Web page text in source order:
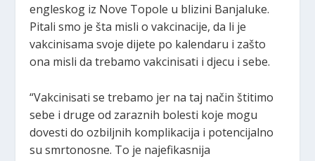
engleskog iz Nove Topole u blizini Banjaluke.
Pitali smo je šta misli o vakcinacije, da li je
vakcinisama svoje dijete po kalendaru i zašto
ona misli da trebamo vakcinisati i djecu i sebe.
“Vakcinisati se trebamo jer na taj način štitimo
sebe i druge od zaraznih bolesti koje mogu
dovesti do ozbiljnih komplikacija i potencijalno
su smrtonosne. To je najefikasnija